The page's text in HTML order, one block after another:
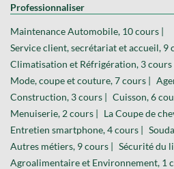
Professionnaliser
Maintenance Automobile, 10 cours |
Service client, secrétariat et accueil, 9
Climatisation et Réfrigération, 3 cours
Mode, coupe et couture, 7 cours |
Construction, 3 cours | Cuisson, 6
Menuiserie, 2 cours | La Coupe de
Entretien smartphone, 4 cours |
Autres métiers, 9 cours | Sécurité du
Agroalimentaire et Environnement, 1